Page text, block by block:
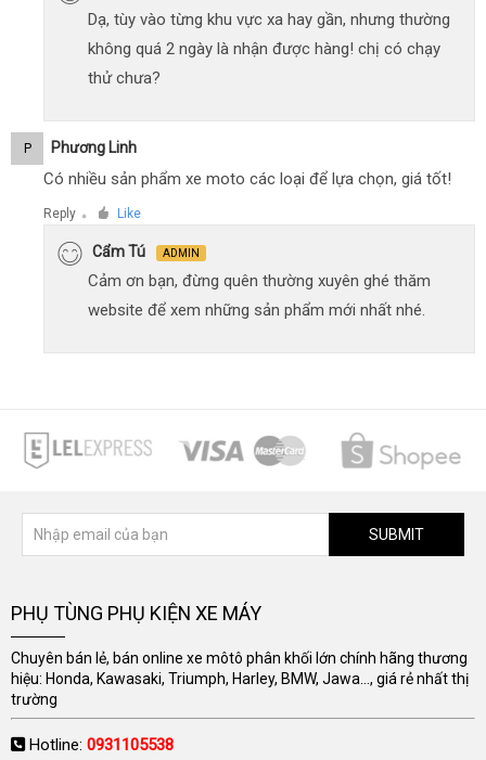
Dạ, tùy vào từng khu vực xa hay gần, nhưng thường
không quá 2 ngày là nhận được hàng! chị có chạy
thử chưa?
P Phương Linh
Có nhiều sản phẩm xe moto các loại để lựa chọn, giá tốt!
Reply ● Like
Cẩm Tú ADMIN
Cảm ơn bạn, đừng quên thường xuyên ghé thăm
website để xem những sản phẩm mới nhất nhé.
SUBMIT
PHỤ TÙNG PHỤ KIỆN XE MÁY
Chuyên bán lẻ, bán online xe môtô phân khối lớn chính hãng thương
hiệu: Honda, Kawasaki, Triumph, Harley, BMW, Jawa..., giá rẻ nhất thị
trường
Hotline: 0931105538